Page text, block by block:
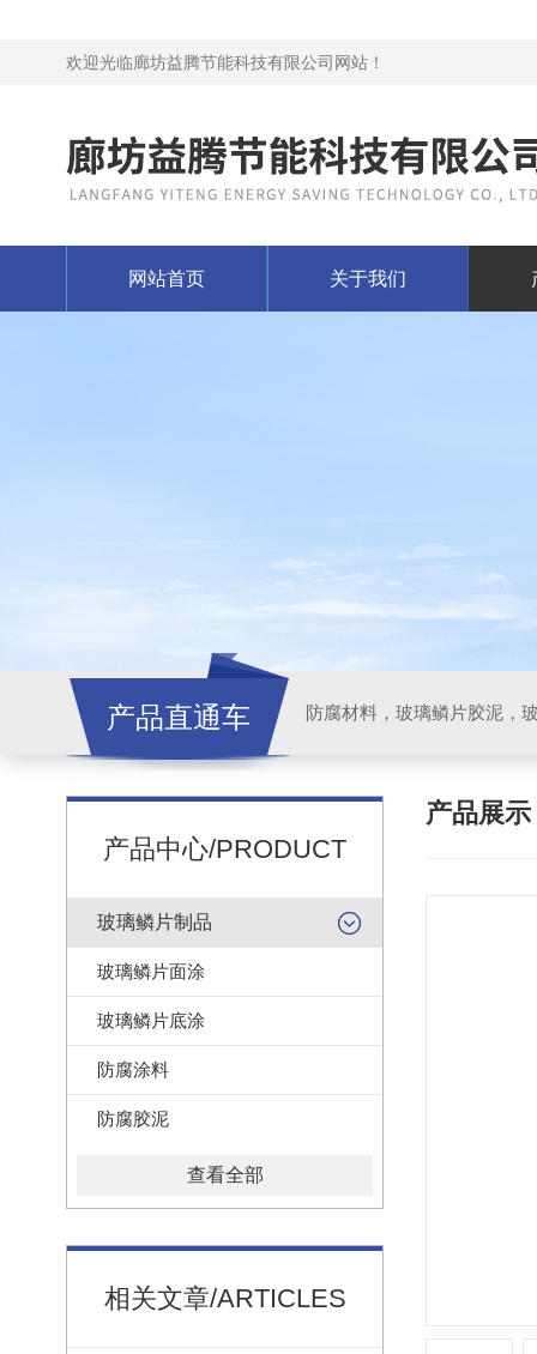
欢迎光临廊坊益腾节能科技有限公司网站！
网站首页 关于我们
产品直通车
产品中心/PRODUCT
玻璃鳞片制品
玻璃鳞片面涂
玻璃鳞片底涂
防腐涂料
防腐胶泥
查看全部
相关文章/ARTICLES
产品展示